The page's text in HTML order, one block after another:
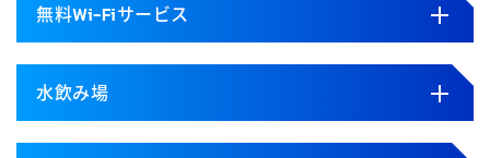
無料Wi-Fiサービス
水飲み場